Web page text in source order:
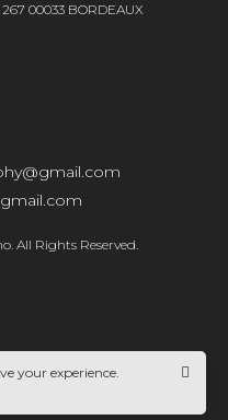
00033 BORDEAUX
All Rights Reserved.
your experience.